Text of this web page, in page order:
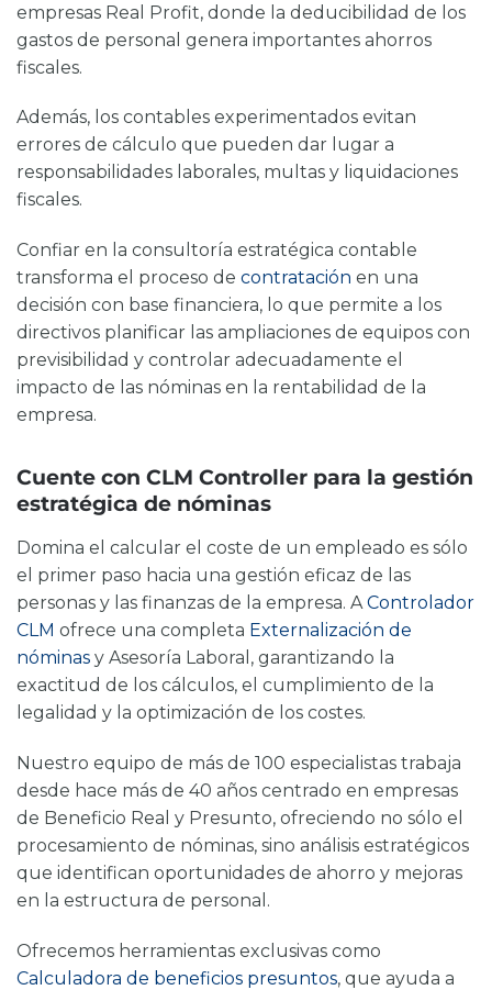
empresas Real Profit, donde la deducibilidad de los
gastos de personal genera importantes ahorros
fiscales.
Además, los contables experimentados evitan
errores de cálculo que pueden dar lugar a
responsabilidades laborales, multas y liquidaciones
fiscales.
Confiar en la consultoría estratégica contable
transforma el proceso de contratación en una
decisión con base financiera, lo que permite a los
directivos planificar las ampliaciones de equipos con
previsibilidad y controlar adecuadamente el
impacto de las nóminas en la rentabilidad de la
empresa.
Cuente con CLM Controller para la gestión
estratégica de nóminas
Domina el calcular el coste de un empleado es sólo
el primer paso hacia una gestión eficaz de las
personas y las finanzas de la empresa. AControlador
CLM ofrece una completa Externalización de
nóminas y Asesoría Laboral, garantizando la
exactitud de los cálculos, el cumplimiento de la
legalidad y la optimización de los costes.
Nuestro equipo de más de 100 especialistas trabaja
desde hace más de 40 años centrado en empresas
de Beneficio Real y Presunto, ofreciendo no sólo el
procesamiento de nóminas, sino análisis estratégicos
que identifican oportunidades de ahorro y mejoras
en la estructura de personal.
Ofrecemos herramientas exclusivas como
Calculadora de beneficios presuntos, que ayuda a